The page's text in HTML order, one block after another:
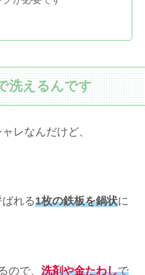
洗えるんです
レなんだけど、
ばれる1枚の鉄板を鍋状に
ので、 洗剤や金たわしで